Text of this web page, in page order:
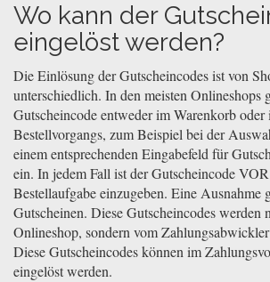
Wo kann der
eingelöst werden?
Die Einlösung der Gutscheincodes ist von
unterschiedlich. In den meisten Onlineshops
Gutscheincode entweder im Warenkorb oder
Bestellvorgangs, zum Beispiel bei der
einem entsprechenden Eingabefeld für
ein. In jedem Fall ist der Gutscheincode
Bestellaufgabe einzugeben. Eine Ausnahme
Gutscheinen. Diese Gutscheincodes werden
Onlineshop, sondern vom
Diese Gutscheincodes können im
eingelöst werden.